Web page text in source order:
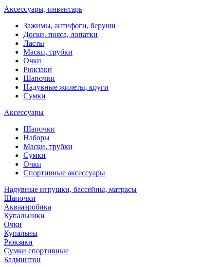
Аксессуары, инвентарь
Зажимы, антифоги, беруши
Доски, пояса, лопатки
Ласты
Маски, трубки
Очки
Рюкзаки
Шапочки
Надувные жилеты, круги
Сумки
Аксессуары
Шапочки
Наборы
Маски, трубки
Сумки
Очки
Спортивные аксессуары
Надувные игрушки, бассейны, матрасы
Шапочки
Аквааэробика
Купальники
Очки
Купальны
Рюкзаки
Сумки спортивные
Бадминтон